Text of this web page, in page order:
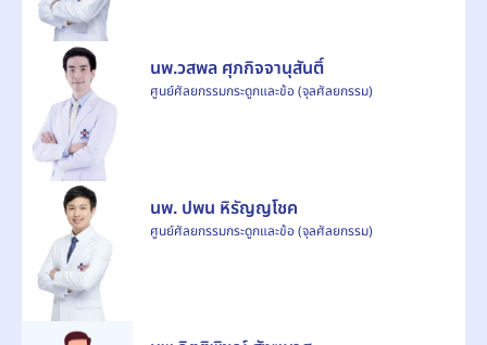
นพ.วสพล ศุภกิจจานุสันติ์
ศูนย์ศัลยกรรมกระดูกและข้อ (จุลศัลยกรรม)
นพ. ปพน หิรัญญโชค
ศูนย์ศัลยกรรมกระดูกและข้อ (จุลศัลยกรรม)